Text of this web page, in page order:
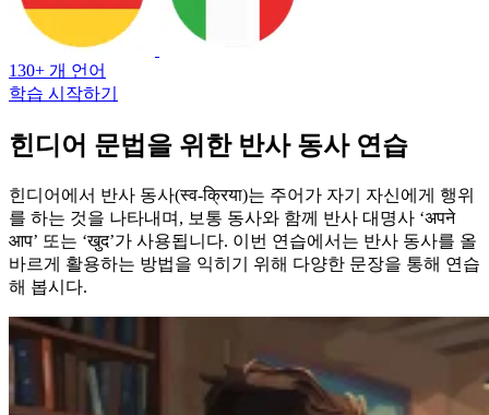
130+ 개 언어
학습 시작하기
힌디어 문법을 위한 반사 동사 연습
힌디어에서 반사 동사(स्व-क्रिया)는 주어가 자기 자신에게 행위
를 하는 것을 나타내며, 보통 동사와 함께 반사 대명사 ‘अपने
आप’ 또는 ‘खुद’가 사용됩니다. 이번 연습에서는 반사 동사를 올
바르게 활용하는 방법을 익히기 위해 다양한 문장을 통해 연습
해 봅시다.